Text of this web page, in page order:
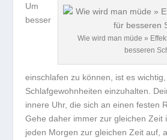
Wie wird man müde »
besseren
Um
besser
einschlafen zu können, ist es wichtig,
Schlafgewohnheiten einzuhalten.
innere Uhr, die sich an einen festen
Gehe daher immer zur gleichen Zeit
jeden Morgen zur gleichen Zeit auf,